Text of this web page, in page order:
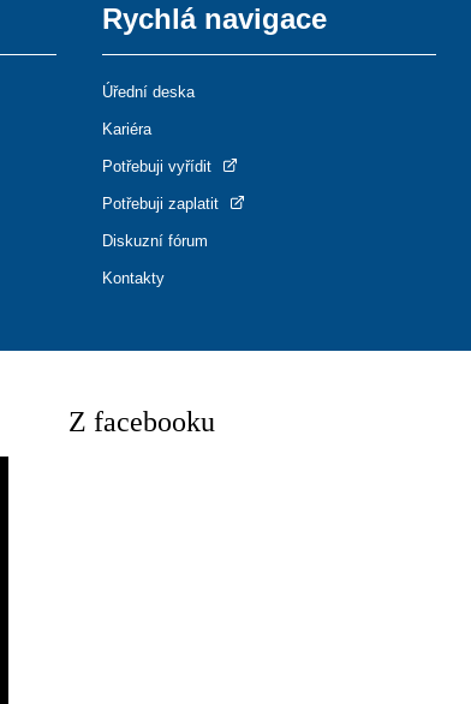
Rychlá navigace
Úřední deska
Kariéra
Potřebuji vyřídit
Potřebuji zaplatit
Diskuzní fórum
Kontakty
Z facebooku